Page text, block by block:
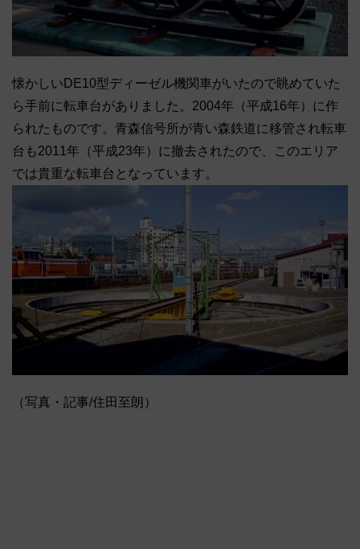
懐かしいDE10型ディーゼル機関車がいたので眺めていた
ら手前に転車台がありました。2004年（平成16年）に作
られたものです。青森信号所が青い森鉄道に移管され転車
台も2011年（平成23年）に撤去されたので、このエリア
では貴重な転車台となっています。
（写真・記事/住田至朗）